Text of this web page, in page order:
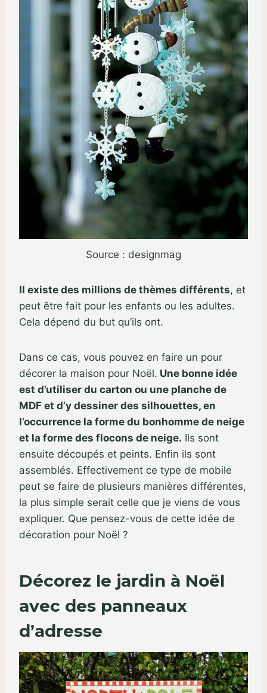
Source : designmag
Il existe des millions de thèmes différents, et
peut être fait pour les enfants ou les adultes.
Cela dépend du but qu’ils ont.
Dans ce cas, vous pouvez en faire un pour
décorer la maison pour Noël. Une bonne idée
est d’utiliser du carton ou une planche de
MDF et d’y dessiner des silhouettes, en
l’occurrence la forme du bonhomme de neige
et la forme des flocons de neige. Ils sont
ensuite découpés et peints. Enfin ils sont
assemblés. Effectivement ce type de mobile
peut se faire de plusieurs manières différentes,
la plus simple serait celle que je viens de vous
expliquer. Que pensez-vous de cette idée de
décoration pour Noël ?
Décorez le jardin à Noël
avec des panneaux
d’adresse